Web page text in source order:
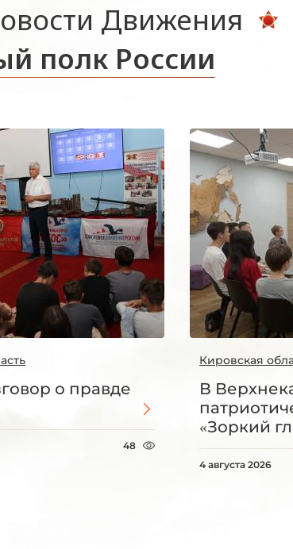
Движения
полк России
о правде
48
Кировская
В
«Зоркий
4 августа 2026